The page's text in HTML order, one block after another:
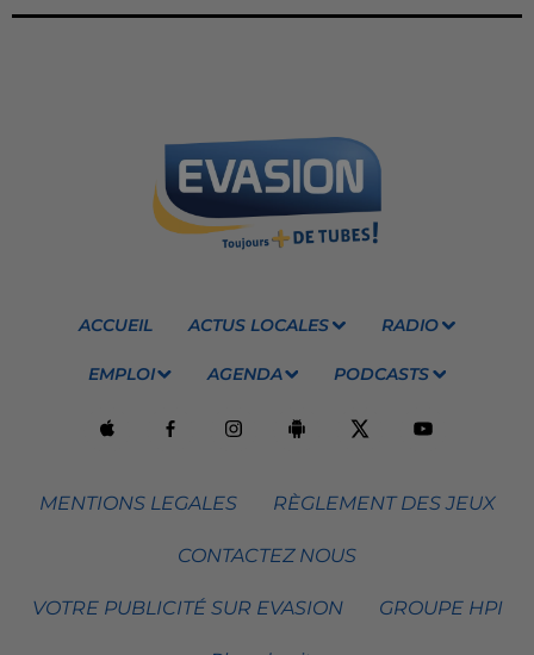
ACCUEIL ACTUS LOCALES RADIO
EMPLOI AGENDA PODCASTS
MENTIONS LEGALES RÈGLEMENT DES JEUX
CONTACTEZ NOUS
VOTRE PUBLICITÉ SUR EVASION GROUPE HPI